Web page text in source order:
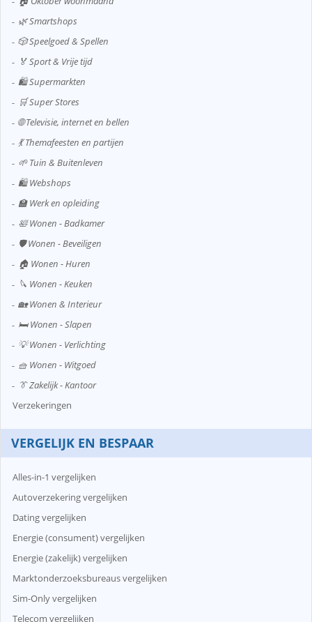
🌿 Smartshops
🎲 Speelgoed & Spellen
🏅 Sport & Vrije tijd
🛍️ Supermarkten
🛒 Super Stores
🌐 Televisie, internet en bellen
💃 Themafeesten en partijen
🌱 Tuin & Buitenleven
🛍️ Webshops
🏫 Werk en opleiding
🛀 Wonen - Badkamer
🛡️ Wonen - Beveiligen
🏠 Wonen - Huren
🔪 Wonen - Keuken
🏡 Wonen & Interieur
🛏️ Wonen - Slapen
💡 Wonen - Verlichting
🧺 Wonen - Witgoed
👔 Zakelijk - Kantoor
Verzekeringen
VERGELIJK EN BESPAAR
Alles-in-1 vergelijken
Autoverzekering vergelijken
Dating vergelijken
Energie (consument) vergelijken
Energie (zakelijk) vergelijken
Marktonderzoeksbureaus vergelijken
Sim-Only vergelijken
Telecom vergelijken